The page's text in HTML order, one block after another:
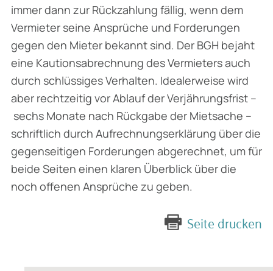
immer dann zur Rückzahlung fällig, wenn dem
Vermieter seine Ansprüche und Forderungen
gegen den Mieter bekannt sind. Der BGH bejaht
eine Kautions­abrechnung des Vermieters auch
durch schlüssiges Verhalten. Idealerweise wird
aber recht­zeitig vor Ablauf der Verjährungsfrist –
sechs Monate nach Rückgabe der Mietsache –
schrift­lich durch Aufrechnungserklärung über die
gegenseitigen Forderungen abgerechnet, um für
beide Seiten einen klaren Überblick über die
noch offenen Ansprüche zu geben.
Seite drucken